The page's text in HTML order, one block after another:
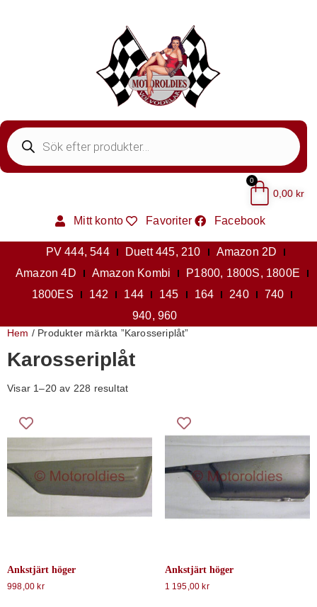
0,00 kr
0
Mitt konto Favoriter Facebook
PV 444, 544 Duett 445, 210
Amazon 2D
Amazon 4D
Amazon Kombi
P1800, 1800S, 1800E
1800ES
142 144 145 164 240
740
940, 960
Hem / Produkter märkta ”Karosseriplåt”
Karosseriplåt
Visar 1–20 av 228 resultat
Ankstjärt höger
998,00 kr
Ankstjärt höger
1 195,00 kr